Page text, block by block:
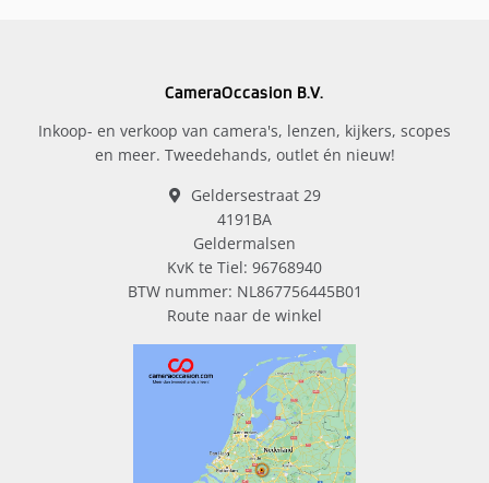
CameraOccasion B.V.
Inkoop- en verkoop van camera's, lenzen, kijkers, scopes
en meer. Tweedehands, outlet én nieuw!
Geldersestraat 29
4191BA
Geldermalsen
KvK te Tiel: 96768940
BTW nummer: NL867756445B01
Route naar de winkel